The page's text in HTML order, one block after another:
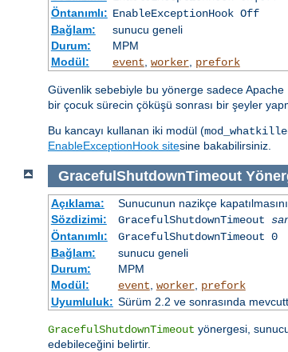
Öntanımlı: EnableExceptionHook Off
Bağlam:
sunucu geneli
Durum:
MPM
Modül:
event worker, prefork
Güvenlik sebebiyle bu yönerge sadece Apache
bir çocuk sürecin çöküşü sonrası bir şeyler
Bu kancayı kullanan iki modül (
EnableExceptionHook sitesine bakabilirsiniz.
GracefulShutdownTimeout
Açıklama:
Sunucunun nazikçe
Sözdizimi:
GracefulShutdownTimeout
Öntanımlı:
GracefulShutdownTimeout 0
Bağlam:
sunucu geneli
Durum:
MPM
Modül:
event, worker, prefork
Uyumluluk: Sürüm 2.2 ve sonrasında
GracefulShutdownTimeout yönergesi,
edebileceğini belirtir.